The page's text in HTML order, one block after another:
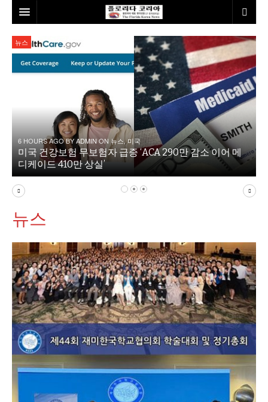
홈
본사소개
미국
발행인칼럼
김명열칼럼
본보특집
놀이공원
낚시/비치
골프
뉴스
6 HOURS AGO BYADMINON뉴스,미국
미국 건강보험 무보험자 급증 ‘ACA 290만 감소 이어 메
디케이드 410만 상실’
뉴스